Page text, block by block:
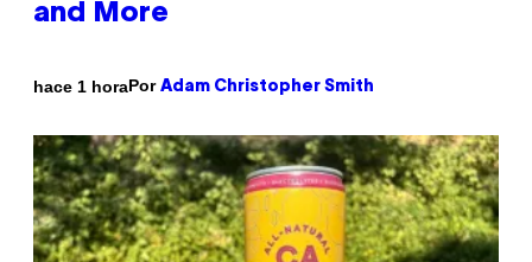
and More
hace 1 horaPor Adam Christopher Smith